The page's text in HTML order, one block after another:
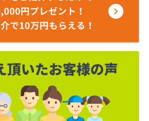
商会
ネルギー
ネルギー南九州
エネルギー南九州
八代支店
八代事業所
サポート九州 LPガス課
会